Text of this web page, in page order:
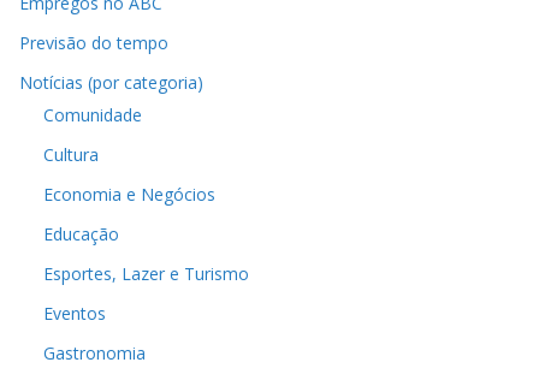
Previsão do tempo
Notícias (por categoria)
Comunidade
Cultura
Economia e Negócios
Educação
Esportes, Lazer e Turismo
Eventos
Gastronomia